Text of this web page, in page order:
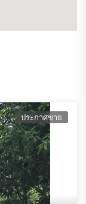
ประกาศขาย